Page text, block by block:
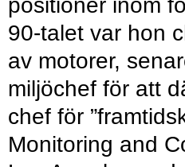
positioner inom
90-talet var hon
av motorer,
miljöchef för att
chef för
Monitoring and